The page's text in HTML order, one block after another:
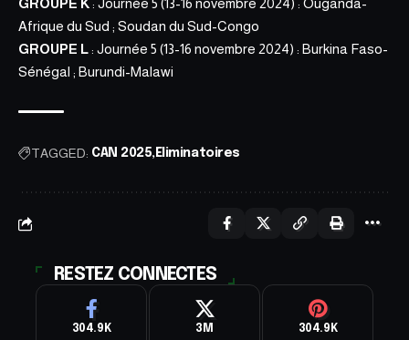
GROUPE K: Journée 5 (13-16 novembre 2024) : Ouganda-
Afrique du Sud ; Soudan du Sud-Congo
GROUPE L: Journée 5 (13-16 novembre 2024) : Burkina Faso-
Sénégal ; Burundi-Malawi
TAGGED: CAN 2025 Eliminatoires
RESTEZ CONNECTES
304.9K 3M 304.9K